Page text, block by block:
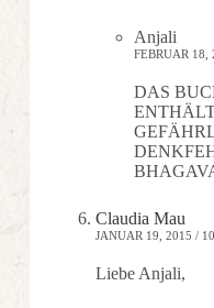
Anjali
FEBRUAR 18,
DAS
Claudia Mau
JANUAR 19, 2015 /
Liebe Anjali,